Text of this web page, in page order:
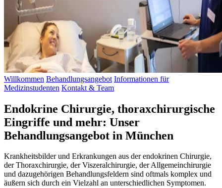
Willkommen Behandlungsangebot Informationen für
Medizinstudenten Kontakt & Team
Endokrine Chirurgie, thoraxchirurgische
Eingriffe und mehr: Unser
Behandlungsangebot in München
Krankheitsbilder und Erkrankungen aus der endokrinen Chirurgie,
der Thoraxchirurgie, der Viszeralchirurgie, der Allgemeinchirurgie
und dazugehörigen Behandlungsfeldern sind oftmals komplex und
äußern sich durch ein Vielzahl an unterschiedlichen Symptomen.